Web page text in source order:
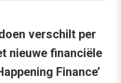
verschilt per
nieuwe financiële
Finance’